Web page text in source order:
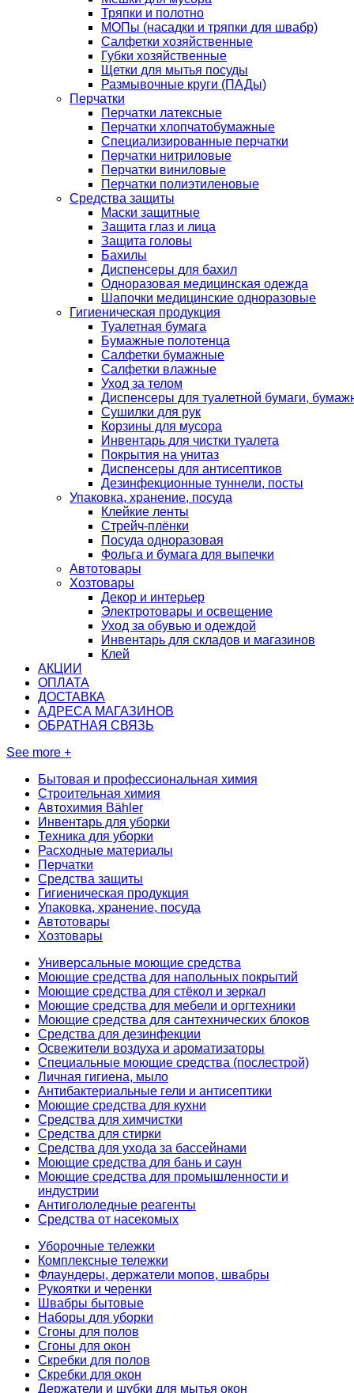
Тряпки и полотно
МОПы (насадки и тряпки для швабр)
Салфетки хозяйственные
Губки хозяйственные
Щетки для мытья посуды
Размывочные круги (ПАДы)
Перчатки
Перчатки латексные
Перчатки хлопчатобумажные
Специализированные перчатки
Перчатки нитриловые
Перчатки виниловые
Перчатки полиэтиленовые
Средства защиты
Маски защитные
Защита глаз и лица
Защита головы
Бахилы
Диспенсеры для бахил
Одноразовая медицинская одежда
Шапочки медицинские одноразовые
Гигиеническая продукция
Туалетная бумага
Бумажные полотенца
Салфетки бумажные
Салфетки влажные
Уход за телом
Диспенсеры для туалетной бумаги,
Сушилки для рук
Корзины для мусора
Инвентарь для чистки туалета
Покрытия на унитаз
Диспенсеры для антисептиков
Дезинфекционные туннели, посты
Упаковка, хранение, посуда
Клейкие ленты
Стрейч-плёнки
Посуда одноразовая
Фольга и бумага для выпечки
Автотовары
Хозтовары
Декор и интерьер
Электротовары и освещение
Уход за обувью и одеждой
Инвентарь для складов и магазинов
Клей
АКЦИИ
ОПЛАТА
ДОСТАВКА
АДРЕСА МАГАЗИНОВ
ОБРАТНАЯ СВЯЗЬ
See more +
Бытовая и профессиональная химия
Строительная химия
Автохимия Bähler
Инвентарь для уборки
Техника для уборки
Расходные материалы
Перчатки
Средства защиты
Гигиеническая продукция
Упаковка, хранение, посуда
Автотовары
Хозтовары
Универсальные моющие средства
Моющие средства для напольных покрытий
Моющие средства для стёкол и зеркал
Моющие средства для мебели и оргтехники
Моющие средства для сантехнических блоков
Средства для дезинфекции
Освежители воздуха и ароматизаторы
Специальные моющие средства (послестрой)
Личная гигиена, мыло
Антибактериальные гели и антисептики
Моющие средства для кухни
Средства для химчистки
Средства для стирки
Средства для ухода за бассейнами
Моющие средства для бань и саун
Моющие средства для промышленности и
индустрии
Антигололедные реагенты
Средства от насекомых
Уборочные тележки
Комплексные тележки
Флаундеры, держатели мопов, швабры
Рукоятки и черенки
Швабры бытовые
Наборы для уборки
Сгоны для полов
Сгоны для окон
Скребки для полов
Скребки для окон
Держатели и шубки для мытья окон